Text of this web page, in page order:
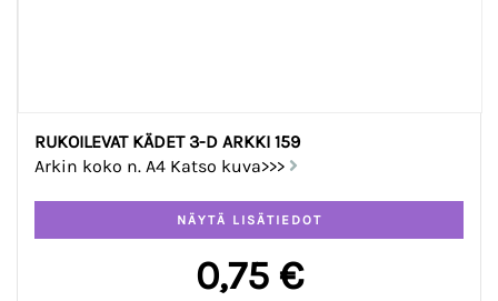
RUKOILEVAT KÄDET 3-D ARKKI 159
Arkin koko n. A4 Katso kuva>>>
0,75 €